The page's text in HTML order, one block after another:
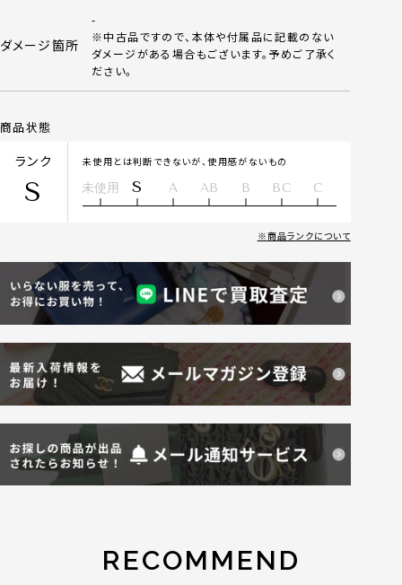
ダメージ箇所
-
※中古品ですので、本体や付属品に記載のない
ダメージがある場合もございます。予めご了承く
ださい。
商品状態
ランク
S
未使用とは判断できないが、使用感がないもの
未使用 S A AB B BC C
商品ランクについて
RECOMMEND